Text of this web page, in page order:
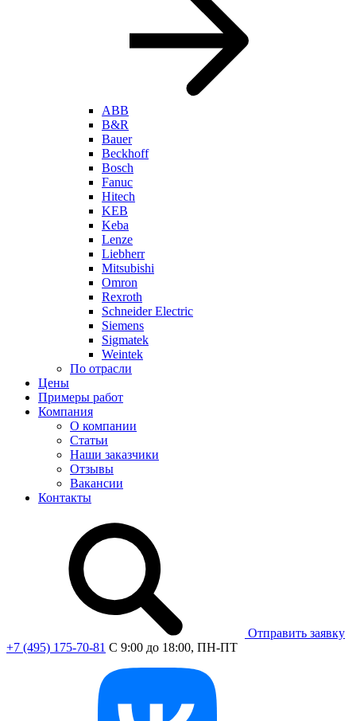
ABB
B&R
Bauer
Beckhoff
Bosch
Fanuc
Hitech
KEB
Keba
Lenze
Liebherr
Mitsubishi
Omron
Rexroth
Schneider Electric
Siemens
Sigmatek
Weintek
По отрасли
Цены
Примеры работ
Компания
О компании
Статьи
Наши заказчики
Отзывы
Вакансии
Контакты
Отправить заявку
+7 (495) 175-70-81 C 9:00 до 18:00, ПН-ПТ